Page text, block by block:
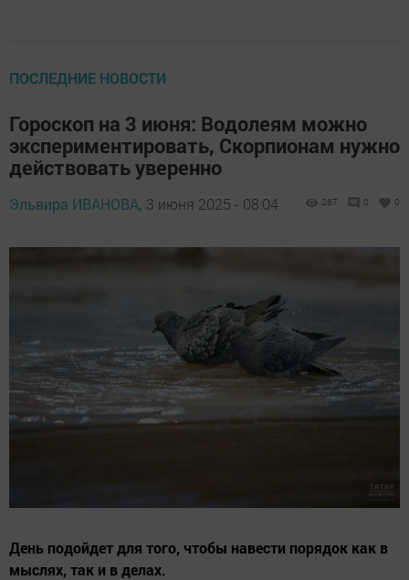
ПОСЛЕДНИЕ НОВОСТИ
Гороскоп на 3 июня: Водолеям можно
экспериментировать, Скорпионам нужно
действовать уверенно
Эльвира ИВАНОВА, 3 июня 2025 - 08:04 267 0 0
День подойдет для того, чтобы навести порядок как в
мыслях, так и в делах.